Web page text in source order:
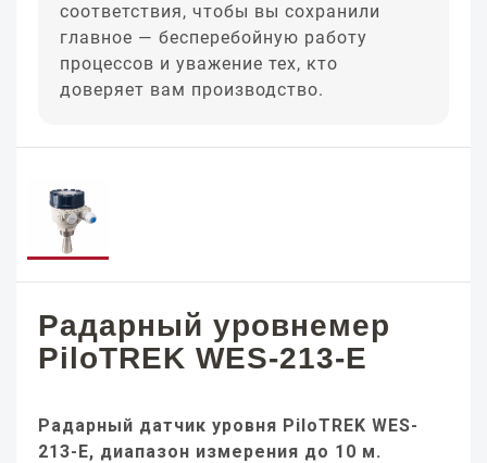
соответствия, чтобы вы сохранили
главное — бесперебойную работу
процессов и уважение тех, кто
доверяет вам производство.
Радарный уровнемер
PiloTREK WES-213-E
Радарный датчик уровня PiloTREK WES-
213-E, диапазон измерения до 10 м.